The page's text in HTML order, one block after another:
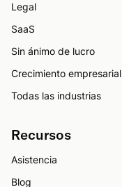
Legal
SaaS
Sin ánimo de lucro
Crecimiento empresarial
Todas las industrias
Recursos
Asistencia
Blog